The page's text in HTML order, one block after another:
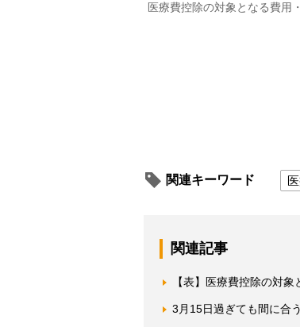
医療費控除の対象となる費用
関連キーワード
関連記事
【表】医療費控除の対
3月15日過ぎても間に合